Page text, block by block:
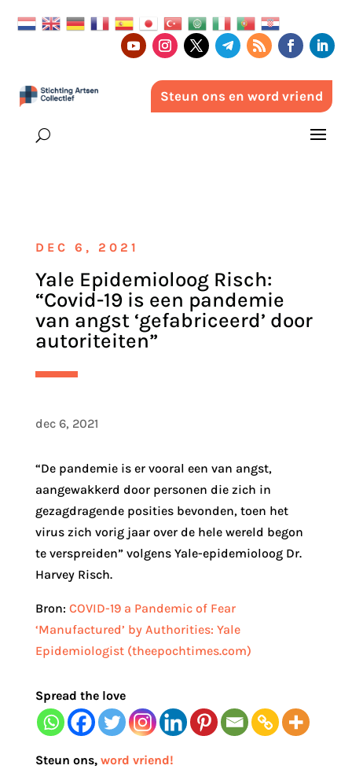
Steun ons en word vriend
DEC 6, 2021
Yale Epidemioloog Risch:
“Covid-19 is een pandemie
van angst ‘gefabriceerd’ door
autoriteiten‎”
dec 6, 2021
“De pandemie is er vooral een van angst,
aangewakkerd door personen die zich in
gezagdragende posities bevonden, toen het
virus zich vorig jaar over de hele wereld begon
te verspreiden” volgens Yale-epidemioloog Dr.
Harvey Risch.
Bron: COVID-19 a Pandemic of Fear
‘Manufactured’ by Authorities: Yale
Epidemiologist (theepochtimes.com)
Spread the love
Steun ons, word vriend!